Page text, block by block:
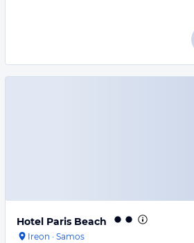
Hotel Paris Beach
Ireon · Samos